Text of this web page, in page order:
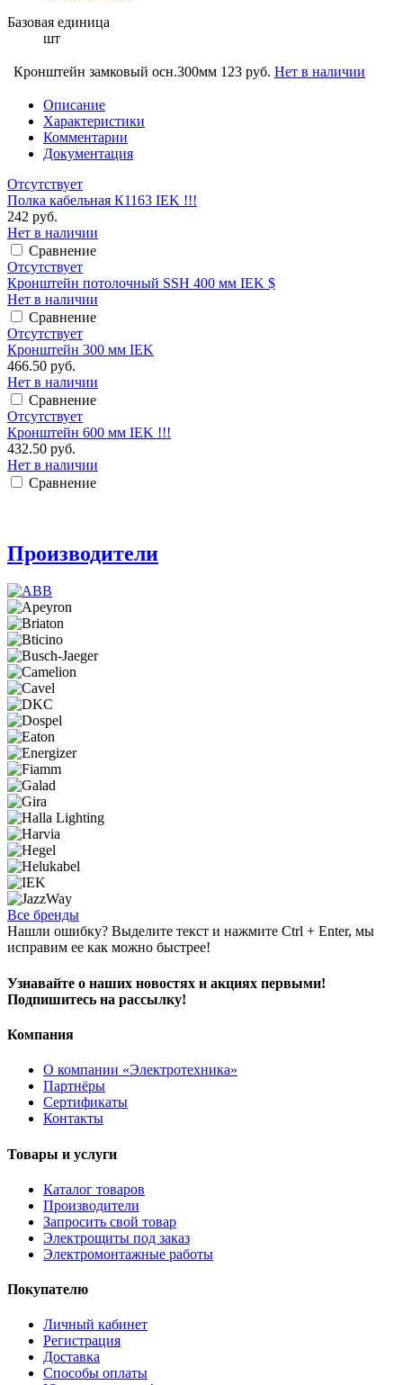
Базовая единица
шт
Кронштейн замковый осн.300мм 123 руб. Нет в наличии
Описание
Характеристики
Комментарии
Документация
Отсутствует
Полка кабельная К1163 IEK !!!
242 руб.
Нет в наличии
Сравнение
Отсутствует
Кронштейн потолочный SSH 400 мм IEK $
Нет в наличии
Сравнение
Отсутствует
Кронштейн 300 мм IEK
466.50 руб.
Нет в наличии
Сравнение
Отсутствует
Кронштейн 600 мм IEK !!!
432.50 руб.
Нет в наличии
Сравнение
Производители
Все бренды
Нашли ошибку? Выделите текст и нажмите Ctrl + Enter, мы
исправим ее как можно быстрее!
Узнавайте о наших новостях и акциях первыми!
Подпишитесь на рассылку!
Компания
О компании «Электротехника»
Партнёры
Сертификаты
Контакты
Товары и услуги
Каталог товаров
Производители
Запросить свой товар
Электрощиты под заказ
Электромонтажные работы
Покупателю
Личный кабинет
Регистрация
Доставка
Способы оплаты